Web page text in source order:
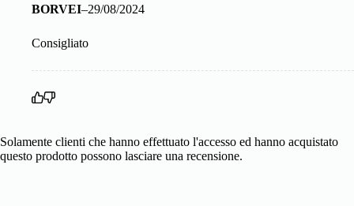
BORVEI–29/08/2024
Consigliato
Solamente clienti che hanno effettuato l'accesso ed hanno acquistato
questo prodotto possono lasciare una recensione.